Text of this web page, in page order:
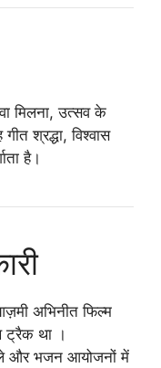
मिलना, उत्सव के
श्रद्धा, विश्वास
है।
अभिनीत फिल्म
था ।
और भजन आयोजनों में